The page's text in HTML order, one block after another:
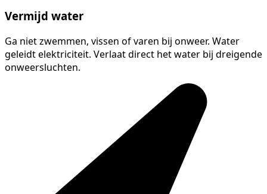
Vermijd water
Ga niet zwemmen, vissen of varen bij onweer. Water
geleidt elektriciteit. Verlaat direct het water bij dreigende
onweersluchten.